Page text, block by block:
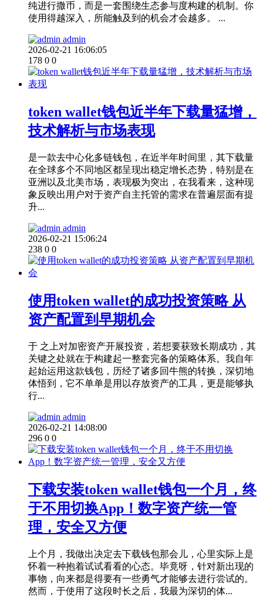
纯进行撒币，而是一套围绕生态参与度构建的机制。你
使用得越深入，所能触及到的机会才会越多。 ...
admin
2026-02-21 16:06:05
178 0 0
token wallet钱包近半年下载量猛增，
技术解析与市场表现
是一款去中心化多链钱包，在近半年时间里，其下载量
在全球多个不同地区都呈现出稳定增长态势，特别是在
亚洲以及北美市场，表现极为突出，在我看来，这种现
象反映出用户对于资产自主托管的需求在普遍层面有提
升...
admin
2026-02-21 15:06:24
238 0 0
使用token wallet的成功投资策略 从
资产配置到早期机会
于 之上对加密资产开展投资，若想要获致长期成功，其
关键之处就在于构建起一整套完备的策略体系。我自年
起始运用这款钱包，历经了诸多回牛熊的转换，深切地
体悟到，它不单单是用以存放资产的工具，更是能够执
行...
admin
2026-02-21 14:08:00
296 0 0
下载安装token wallet钱包一个月，终
于不用切换App！数字资产统一管
理，安全又方便
上个月，我做出决定去下载钱包那会儿，心里实际上是
怀着一种抱着试试看看的心态。毕竟呀，针对新出现的
事物，向来都是得要有一些勇气才能够去进行尝试的。
然而，于使用了这段时长之后，我最为深切的体...